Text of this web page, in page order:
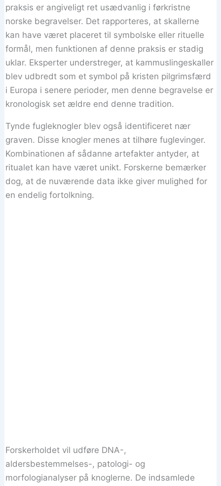
praksis er angiveligt ret usædvanlig i førkristne
norske begravelser. Det rapporteres, at skallerne
kan have været placeret til symbolske eller rituelle
formål, men funktionen af ​​denne praksis er stadig
uklar. Eksperter understreger, at kammuslingeskaller
blev udbredt som et symbol på kristen pilgrimsfærd
i Europa i senere perioder, men denne begravelse er
kronologisk set ældre end denne tradition.
Tynde fugleknogler blev også identificeret nær
graven. Disse knogler menes at tilhøre fuglevinger.
Kombinationen af ​​sådanne artefakter antyder, at
ritualet kan have været unikt. Forskerne bemærker
dog, at de nuværende data ikke giver mulighed for
en endelig fortolkning.
Forskerholdet vil udføre DNA-,
aldersbestemmelses-, patologi- og
morfologianalyser på knoglerne. De indsamlede